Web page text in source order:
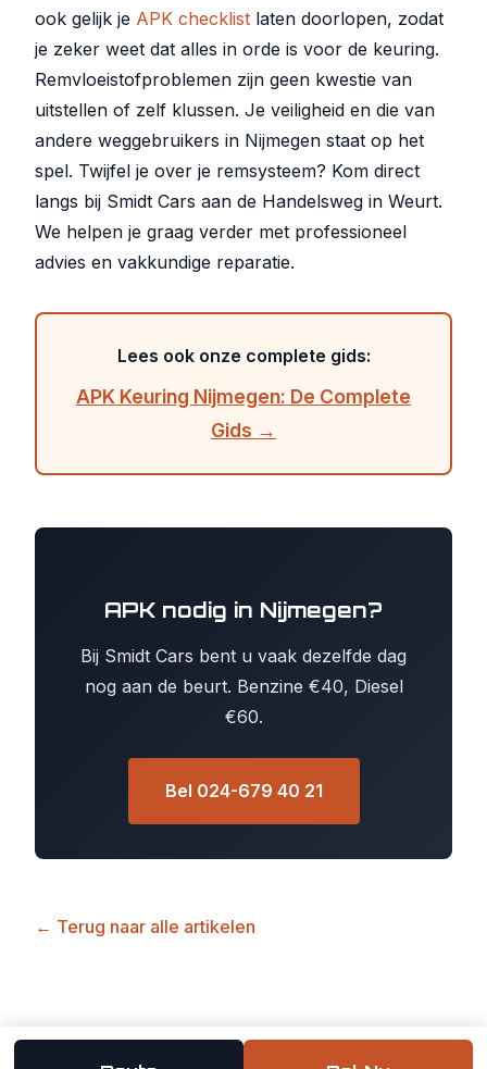
ook gelijk je APK checklist laten doorlopen, zodat
je zeker weet dat alles in orde is voor de keuring.
Remvloeistofproblemen zijn geen kwestie van
uitstellen of zelf klussen. Je veiligheid en die van
andere weggebruikers in Nijmegen staat op het
spel. Twijfel je over je remsysteem? Kom direct
langs bij Smidt Cars aan de Handelsweg in Weurt.
We helpen je graag verder met professioneel
advies en vakkundige reparatie.
Lees ook onze complete gids:
APK Keuring Nijmegen: De Complete
Gids →
APK nodig in Nijmegen?
Bij Smidt Cars bent u vaak dezelfde dag
nog aan de beurt. Benzine €40, Diesel
€60.
Bel 024-679 40 21
← Terug naar alle artikelen